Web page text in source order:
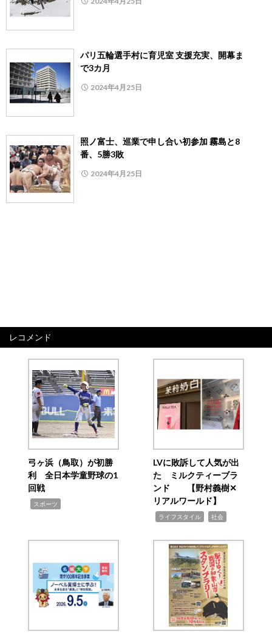
パリ五輪選手村に育児室 支援充実、開幕ま
で3カ月
2024年4月25日
照ノ富士、巡業で申し合い初参加 霧島と8
番、5勝3敗
2024年4月25日
レコメンド
弓ヶ浜（鳥取）が初勝
利 全日本学童野球の1
回戦
スポーツ
LVに敗訴して人気が出
た ミルクティーブラ
ンド 【野村義樹✕
リアルワールド】
ライフスタイル 社会